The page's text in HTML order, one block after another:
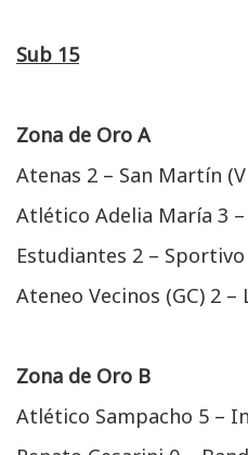
Sub 15
Zona de Oro A
Atenas 2 – San Martín
Atlético Adelia María 3 –
Estudiantes 2 –
Ateneo Vecinos (GC) 2 –
Zona de Oro B
Atlético Sampacho 5 –